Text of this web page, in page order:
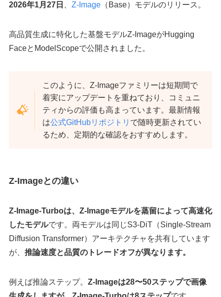
2026年1月27日 Z-Image（Base）モデルのリリース。
高品質生成に特化した基盤モデルZ-ImageがHugging
FaceとModelScopeで公開されました。
このように、Z-Imageファミリーは短期間で
着実にアップデートを重ねており、コミュニ
ティからの評価も高まっています。最新情報
は公式GitHubリポジトリ で随時更新されてい
るため、定期的な確認をおすすめします。
Z-Imageとの違い
Z-Image-Turboは、Z-Imageモデルを蒸留によって高速化
したモデルです。両モデルは同じS3-DiT（Single-Stream
Diffusion Transformer）アーキテクチャを共有しています
が、 推論速度と品質のトレードオフが異なります。
例えば推論ステップ。 Z-Imageは28〜50ステップで画像